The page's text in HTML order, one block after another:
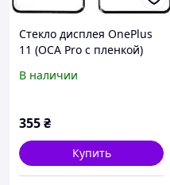
Стекло дисплея OnePlus
11 (OCA Pro с пленкой)
В наличии
355₴
Купить